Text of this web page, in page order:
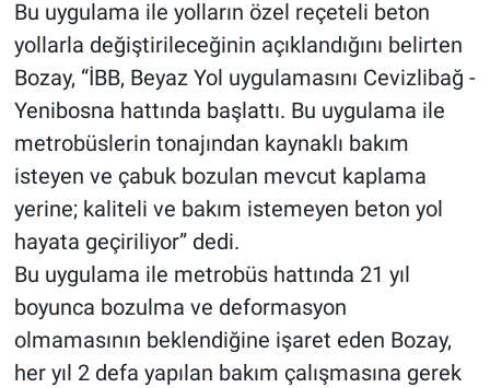
Bu uygulama ile yolların özel reçeteli beton
yollarla değiştirileceğinin açıklandığını belirten
Bozay, “İBB, Beyaz Yol uygulamasını Cevizlibağ -
Yenibosna hattında başlattı. Bu uygulama ile
metrobüslerin tonajından kaynaklı bakım
isteyen ve çabuk bozulan mevcut kaplama
yerine; kaliteli ve bakım istemeyen beton yol
hayata geçiriliyor” dedi.
Bu uygulama ile metrobüs hattında 21 yıl
boyunca bozulma ve deformasyon
olmamasının beklendiğine işaret eden Bozay,
her yıl 2 defa yapılan bakım çalışmasına gerek